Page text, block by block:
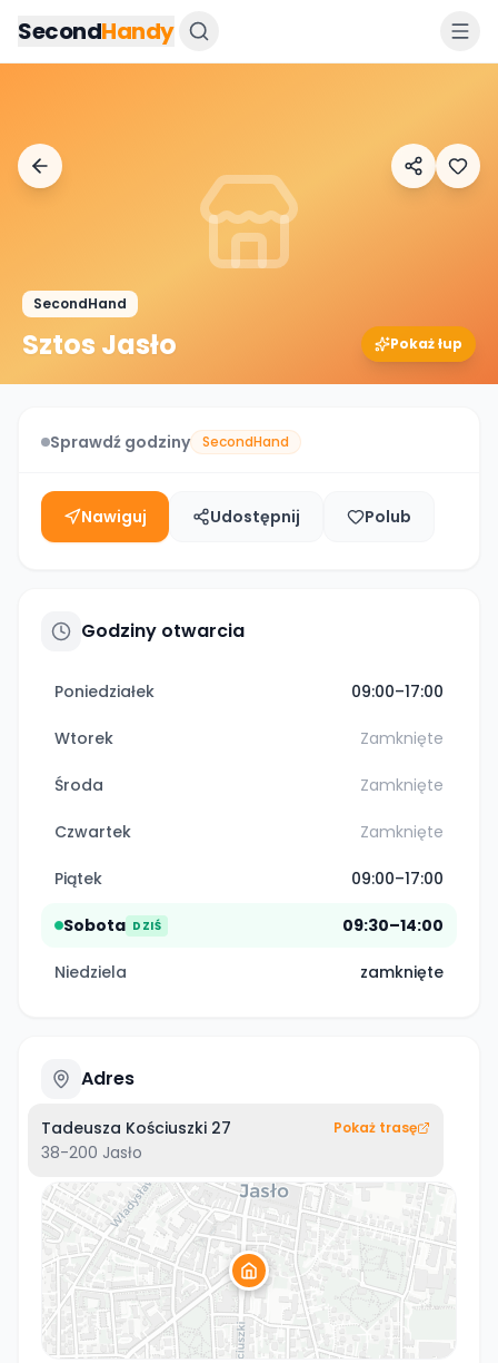
SecondHandy
SecondHand
Sztos Jasło Pokaż łup
Sprawdź godziny SecondHand
Nawiguj Udostępnij Polub
Godziny otwarcia
Poniedziałek 09:00–17:00
Wtorek Zamknięte
Środa Zamknięte
Czwartek Zamknięte
Piątek 09:00–17:00
Sobota DZIŚ 09:30–14:00
Niedziela zamknięte
Adres
Tadeusza Kościuszki 27
38-200 Jasło
Pokaż trasę